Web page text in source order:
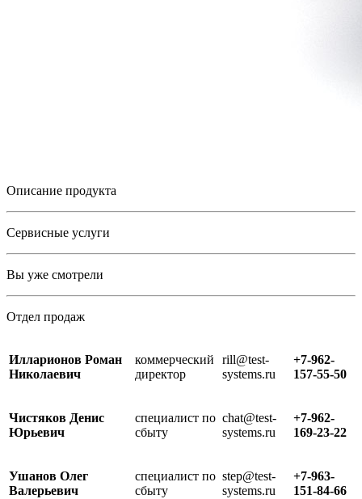
Описание продукта
Сервисные услуги
Вы уже смотрели
Отдел продаж
Илларионов Роман
Николаевич
коммерческий
директор
rill@test-
systems.ru
+7-962-
157-55-50
Чистяков Денис
Юрьевич
специалист по
сбыту
chat@test-
systems.ru
+7-962-
169-23-22
Ушанов Олег
Валерьевич
специалист по
сбыту
step@test-
systems.ru
+7-963-
151-84-66